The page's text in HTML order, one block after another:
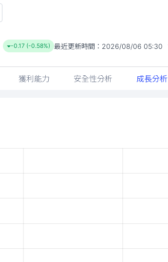
-0.17 (-0.58%) 最近更新時間： 2026/08/06 05:30
獲利能力 安全性分析 成長分析